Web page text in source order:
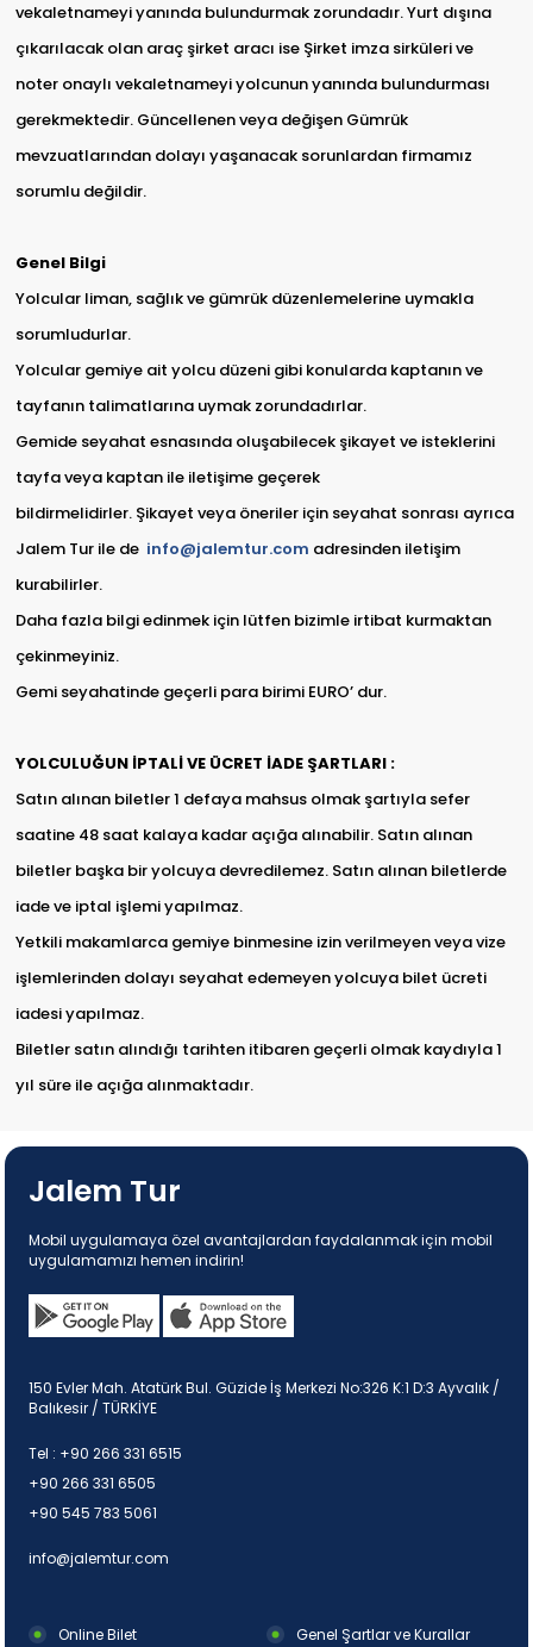
vekaletnameyi yanında bulundurmak zorundadır. Yurt dışına
çıkarılacak olan araç şirket aracı ise Şirket imza sirküleri ve
noter onaylı vekaletnameyi yolcunun yanında bulundurması
gerekmektedir. Güncellenen veya değişen Gümrük
mevzuatlarından dolayı yaşanacak sorunlardan firmamız
sorumlu değildir.
Genel Bilgi
Yolcular liman, sağlık ve gümrük düzenlemelerine uymakla
sorumludurlar.
Yolcular gemiye ait yolcu düzeni gibi konularda kaptanın ve
tayfanın talimatlarına uymak zorundadırlar.
Gemide seyahat esnasında oluşabilecek şikayet ve isteklerini
tayfa veya kaptan ile iletişime geçerek
bildirmelidirler. Şikayet veya öneriler için seyahat sonrası ayrıca
Jalem Tur ile de info@jalemtur.com adresinden iletişim
kurabilirler.
Daha fazla bilgi edinmek için lütfen bizimle irtibat kurmaktan
çekinmeyiniz.
Gemi seyahatinde geçerli para birimi EURO’ dur.
YOLCULUĞUN İPTALİ VE ÜCRET İADE ŞARTLARI :
Satın alınan biletler 1 defaya mahsus olmak şartıyla sefer
saatine 48 saat kalaya kadar açığa alınabilir. Satın alınan
biletler başka bir yolcuya devredilemez. Satın alınan biletlerde
iade ve iptal işlemi yapılmaz.
Yetkili makamlarca gemiye binmesine izin verilmeyen veya vize
işlemlerinden dolayı seyahat edemeyen yolcuya bilet ücreti
iadesi yapılmaz.
Biletler satın alındığı tarihten itibaren geçerli olmak kaydıyla 1
yıl süre ile açığa alınmaktadır.
Jalem Tur
Mobil uygulamaya özel avantajlardan faydalanmak için mobil
uygulamamızı hemen indirin!
150 Evler Mah. Atatürk Bul. Güzide İş Merkezi No:326 K:1 D:3 Ayvalık /
Balıkesir / TÜRKİYE
Tel : +90 266 331 6515
+90 266 331 6505
+90 545 783 5061
info@jalemtur.com
Online Bilet Genel Şartlar ve Kurallar